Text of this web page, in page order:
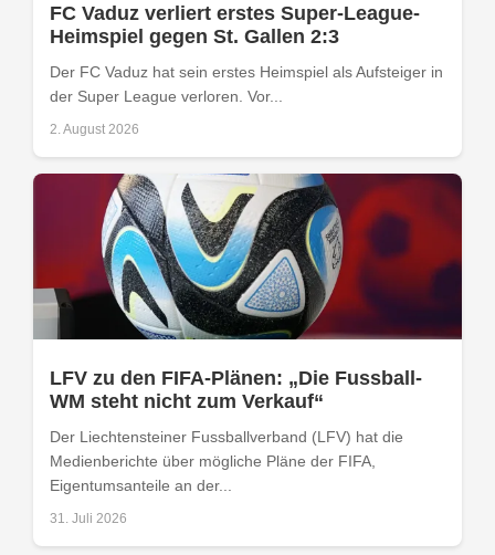
FC Vaduz verliert erstes Super-League-
Heimspiel gegen St. Gallen 2:3
Der FC Vaduz hat sein erstes Heimspiel als Aufsteiger in
der Super League verloren. Vor...
2. August 2026
LFV zu den FIFA-Plänen: „Die Fussball-
WM steht nicht zum Verkauf“
Der Liechtensteiner Fussballverband (LFV) hat die
Medienberichte über mögliche Pläne der FIFA,
Eigentumsanteile an der...
31. Juli 2026